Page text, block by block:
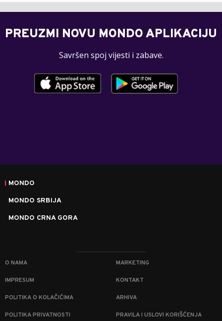
PREUZMI NOVU MONDO APLIKACIJU
Savršen spoj vijesti i zabave.
MONDO
MONDO SRBIJA
MONDO CRNA GORA
O NAMA MARKETING
IMPRESUM KONTAKT
POLITIKA O KOLAČIĆIMA ARHIVA
POLITIKA PRIVATNOSTI PRAVILA I USLOVI KORIŠĆENJA